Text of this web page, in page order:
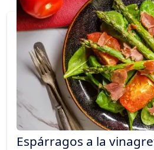
Espárragos a la